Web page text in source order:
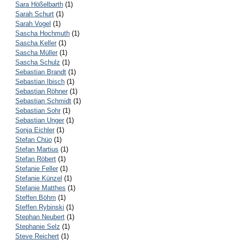
Sara Hößelbarth (1)
Sarah Schurt (1)
Sarah Vogel (1)
Sascha Hochmuth (1)
Sascha Keller (1)
Sascha Müller (1)
Sascha Schulz (1)
Sebastian Brandt (1)
Sebastian Ibisch (1)
Sebastian Röhner (1)
Sebastian Schmidt (1)
Sebastian Sohr (1)
Sebastian Unger (1)
Sonja Eichler (1)
Stefan Chüo (1)
Stefan Martius (1)
Stefan Röbert (1)
Stefanie Feller (1)
Stefanie Künzel (1)
Stefanie Matthes (1)
Steffen Böhm (1)
Steffen Rybinski (1)
Stephan Neubert (1)
Stephanie Selz (1)
Steve Reichert (1)